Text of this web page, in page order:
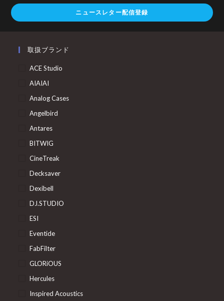
ニュースレター配信登録
取扱ブランド
ACE Studio
AIAIAI
Analog Cases
Angelbird
Antares
BITWIG
CineTreak
Decksaver
Dexibell
DJ.STUDIO
ESI
Eventide
FabFilter
GLORiOUS
Hercules
Inspired Acoustics